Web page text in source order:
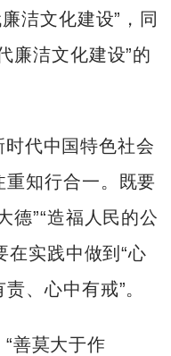
洁文化建设”，同
廉洁文化建设”的
代中国特色社会
重知行合一。既要
德”“造福人民的公
在实践中做到“心
、心中有戒”。
善莫大于作